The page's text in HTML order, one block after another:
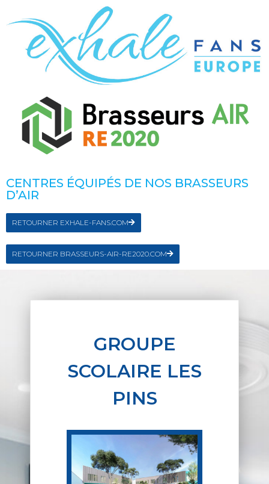
CENTRES ÉQUIPÉS DE NOS BRASSEURS
D’AIR
RETOURNER EXHALE-FANS.COM
RETOURNER BRASSEURS-AIR-RE2020.COM
GROUPE
SCOLAIRE LES
PINS